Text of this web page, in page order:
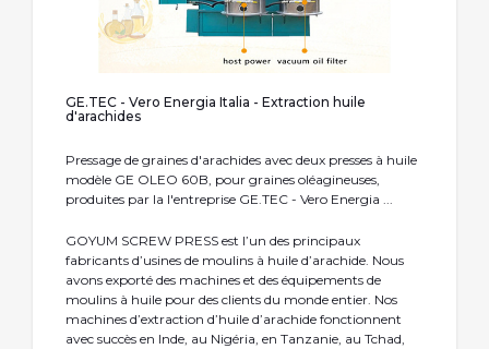
GE.TEC - Vero Energia Italia - Extraction huile
d'arachides
Pressage de graines d'arachides avec deux presses à huile
modèle GE OLEO 60B, pour graines oléagineuses,
produites par la l'entreprise GE.TEC - Vero Energia ...
GOYUM SCREW PRESS est l’un des principaux
fabricants d’usines de moulins à huile d’arachide. Nous
avons exporté des machines et des équipements de
moulins à huile pour des clients du monde entier. Nos
machines d’extraction d’huile d’arachide fonctionnent
avec succès en Inde, au Nigéria, en Tanzanie, au Tchad,